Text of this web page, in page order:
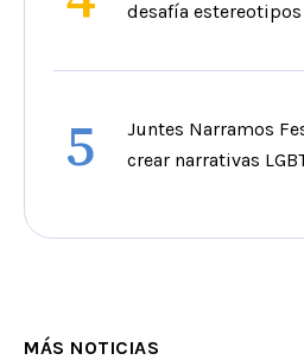
desafía estereotipos
5
Juntes Narramos
crear narrativas
MÁS NOTICIAS